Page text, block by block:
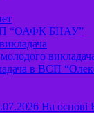
ВСП “ОАФК БНАУ”
в ВСП
На